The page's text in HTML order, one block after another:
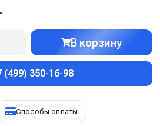
В корзину
(499) 350-16-98
Способы оплаты